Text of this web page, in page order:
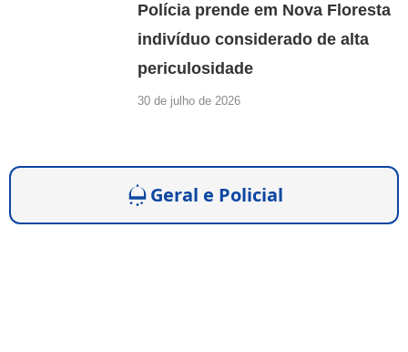
Polícia prende em Nova Floresta
indivíduo considerado de alta
periculosidade
30 de julho de 2026
Geral e Policial